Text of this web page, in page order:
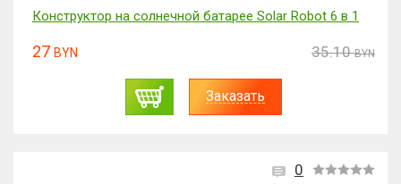
Конструктор на солнечной батарее Solar Robot 6 в 1
27 BYN 35.10 BYN
Заказать
0